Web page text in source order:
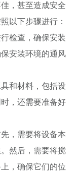
，甚至造成安全
以下步骤进行：
检查，确保安装
安装环境的通风
和材料，包括设
，还需要准备好
，需要将设备本
然后，需要将搅
，确保它们的位